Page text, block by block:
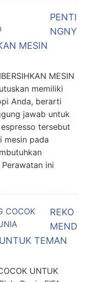
PENTI
NGNY
MESIN
MESIN
memiliki
Anda, berarti
jawab untuk
tersebut
mesin pada
ini
REKO
MEND
TEMAN
UNTUK